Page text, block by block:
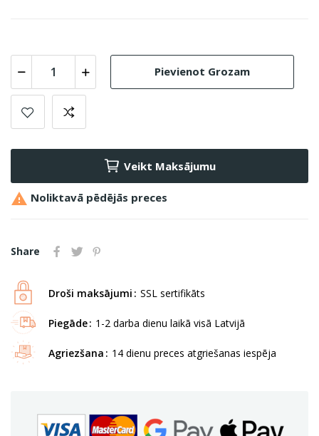
Pievienot Grozam
Veikt Maksājumu
 Noliktavā pēdējās preces
Share
Droši maksājumi SSL sertifikāts
Piegāde 1-2 darba dienu laikā visā Latvijā
Agriezšana 14 dienu preces atgriešanas iespēja